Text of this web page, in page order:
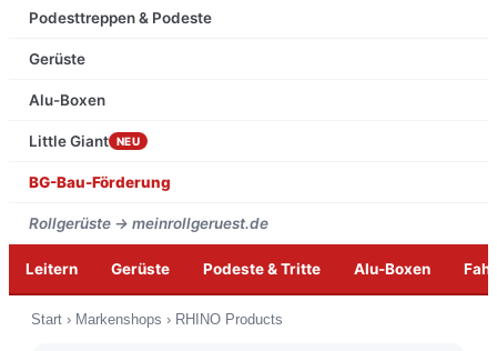
Podesttreppen & Podeste
Gerüste
Alu-Boxen
Little Giant NEU
BG-Bau-Förderung
Rollgerüste → meinrollgeruest.de
Leitern Gerüste Podeste & Tritte Alu-Boxen
Inhalt
Start › Markenshops › RHINO Products